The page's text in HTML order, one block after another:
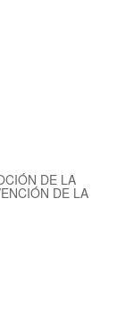
DE LA
DE LA